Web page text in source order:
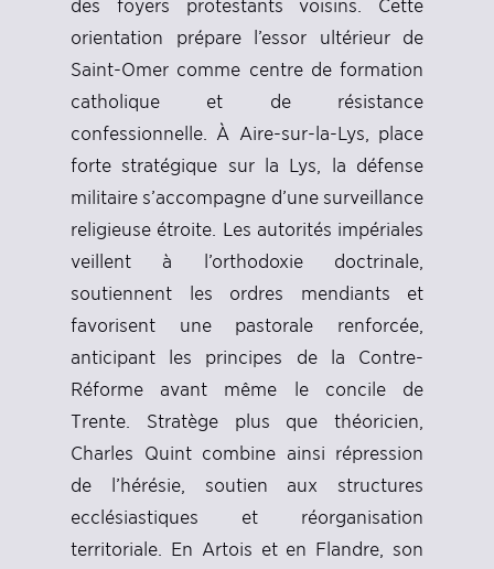
des foyers protestants voisins. Cette
orientation prépare l’essor ultérieur de
Saint-Omer comme centre de formation
catholique et de résistance
confessionnelle. À Aire-sur-la-Lys, place
forte stratégique sur la Lys, la défense
militaire s’accompagne d’une surveillance
religieuse étroite. Les autorités impériales
veillent à l’orthodoxie doctrinale,
soutiennent les ordres mendiants et
favorisent une pastorale renforcée,
anticipant les principes de la Contre-
Réforme avant même le concile de
Trente. Stratège plus que théoricien,
Charles Quint combine ainsi répression
de l’hérésie, soutien aux structures
ecclésiastiques et réorganisation
territoriale. En Artois et en Flandre, son